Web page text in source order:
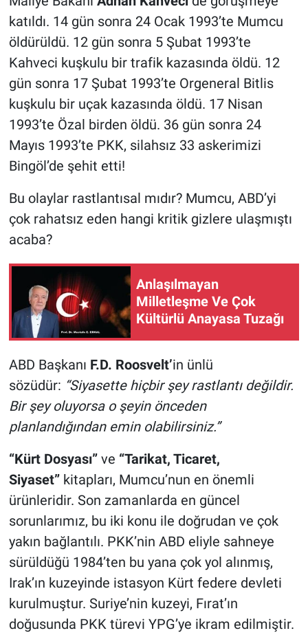
katıldı. 14 gün sonra 24 Ocak 1993’te Mumcu
öldürüldü. 12 gün sonra 5 Şubat 1993’te
Kahveci kuşkulu bir trafik kazasında öldü. 12
gün sonra 17 Şubat 1993’te Orgeneral Bitlis
kuşkulu bir uçak kazasında öldü. 17 Nisan
1993’te Özal birden öldü. 36 gün sonra 24
Mayıs 1993’te PKK, silahsız 33 askerimizi
Bingöl’de şehit etti!
Bu olaylar rastlantısal mıdır? Mumcu, ABD’yi
çok rahatsız eden hangi kritik gizlere ulaşmıştı
acaba?
Anlaşılmayan
Milletleşme Ve Çok
Kültürlü Anayasa Tuzağı
ABD Başkanı F.D. Roosvelt’in ünlü
sözüdür: “Siyasette hiçbir şey rastlantı değildir.
Bir şey oluyorsa o şeyin önceden
planlandığından emin olabilirsiniz.”
“Kürt Dosyası”ve “Tarikat, Ticaret,
Siyaset”kitapları, Mumcu’nun en önemli
ürünleridir. Son zamanlarda en güncel
sorunlarımız, bu iki konu ile doğrudan ve çok
yakın bağlantılı. PKK’nin ABD eliyle sahneye
sürüldüğü 1984’ten bu yana çok yol alınmış,
Irak’ın kuzeyinde istasyon Kürt federe devleti
kurulmuştur. Suriye’nin kuzeyi, Fırat’ın
doğusunda PKK türevi YPG’ye ikram edilmiştir.